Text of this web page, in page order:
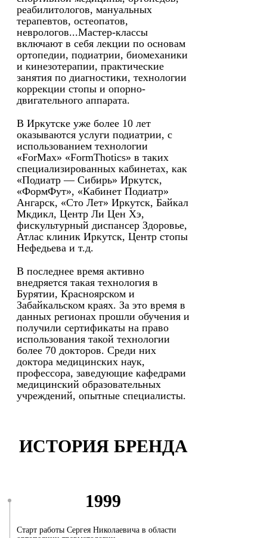
реабилитологов, мануальных
терапевтов, остеопатов,
неврологов...Мастер-классы
включают в себя лекции по основам
ортопедии, подиатрии, биомеханики
и кинезотерапии, практические
занятия по диагностики, технологии
коррекции стопы и опорно-
двигательного аппарата.
В Иркутске уже более 10 лет
оказываются услуги подиатрии, с
использованием технологии
«ForMax» «FormThotics» в таких
специализированных кабинетах, как
«Подиатр — Сибирь» Иркутск,
«ФормФут», «Кабинет Подиатр»
Ангарск, «Сто Лет» Иркутск, Байкал
Мкдикл, Центр Ли Цен Хэ,
фискультурный диспансер Здоровье,
Атлас клиник Иркутск, Центр стопы
Нефедьева и т.д.
В последнее время активно
внедряется такая технология в
Бурятии, Красноярском и
Забайкальском краях. За это время в
данных регионах прошли обучения и
получили сертификаты на право
использования такой технологии
более 70 докторов. Среди них
доктора медицинских наук,
профессора, заведующие кафедрами
медицинский образовательных
учреждений, опытные специалисты.
ИСТОРИЯ БРЕНДА
1999
Старт работы Сергея Николаевича в области